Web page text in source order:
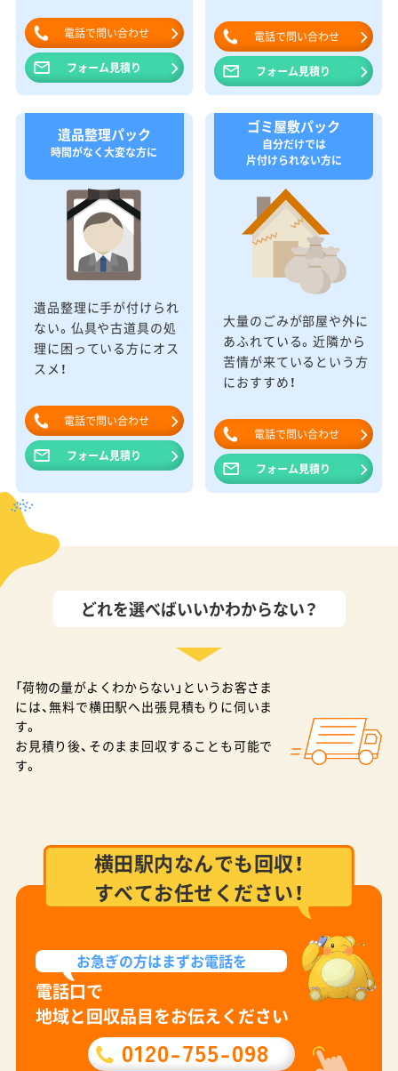
電話で問い合わせ
フォーム見積り
電話で問い合わせ
フォーム見積り
遺品整理パック
時間がなく大変な方に
遺品整理に手が付けられ
ない。仏具や古道具の処
理に困っている方にオス
スメ！
電話で問い合わせ
フォーム見積り
ゴミ屋敷パック
自分だけでは
片付けられない方に
大量のごみが部屋や外に
あふれている。近隣から
苦情が来ているという方
におすすめ！
電話で問い合わせ
フォーム見積り
どれを選べばいいかわからない？
「荷物の量がよくわからない」というお客さま
には、無料で横田駅へ出張見積もりに伺いま
す。
お見積り後、そのまま回収することも可能で
す。
横田駅内なんでも回収！
すべてお任せください！
お急ぎの方はまずお電話を
電話口で
地域と回収品目をお伝えください
0120-755-098